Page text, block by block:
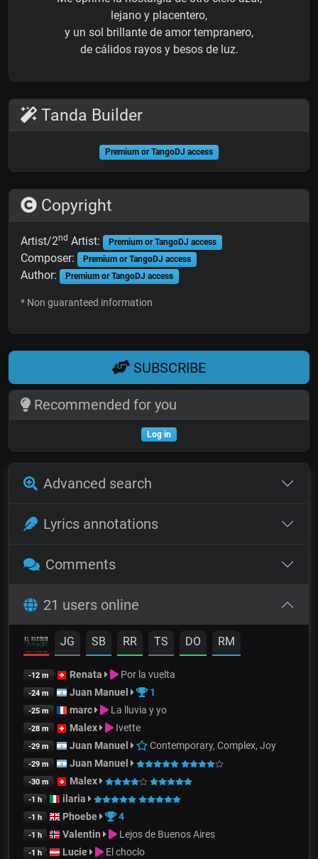
lejano y placentero,
y un sol brillante de amor tempranero,
de cálidos rayos y besos de luz.
Tanda Builder
Premium or TangoDJ access
Copyright
Artist/2nd Artist: Premium or TangoDJ access
Composer: Premium or TangoDJ access
Author: Premium or TangoDJ access
* Non guaranteed information
SUBSCRIBE
Recommended for you
Log in
Advanced search
Lyrics annotations
Comments
21 users online
JG SB RR TS DO RM
-12 m Renata Por la vuelta
-24 m Juan Manuel 1
-25 m marc La lluvia y yo
-28 m Malex Ivette
-29 m Juan Manuel Contemporary, Complex, Joy
-29 m Juan Manuel
-30 m Malex
-1 h ilaria
-1 h Phoebe 4
-1 h Valentin Lejos de Buenos Aires
-1 h Lucie El choclo